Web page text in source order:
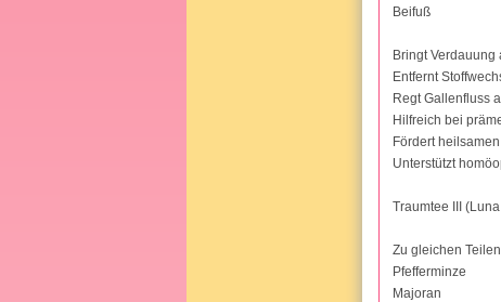
Beifuß
Bringt Verdauung
Entfernt
Regt Gallenfluss
Hilfreich bei
Fördert
Unterstützt
Traumtee III
Zu gleichen
Pfefferminze
Majoran